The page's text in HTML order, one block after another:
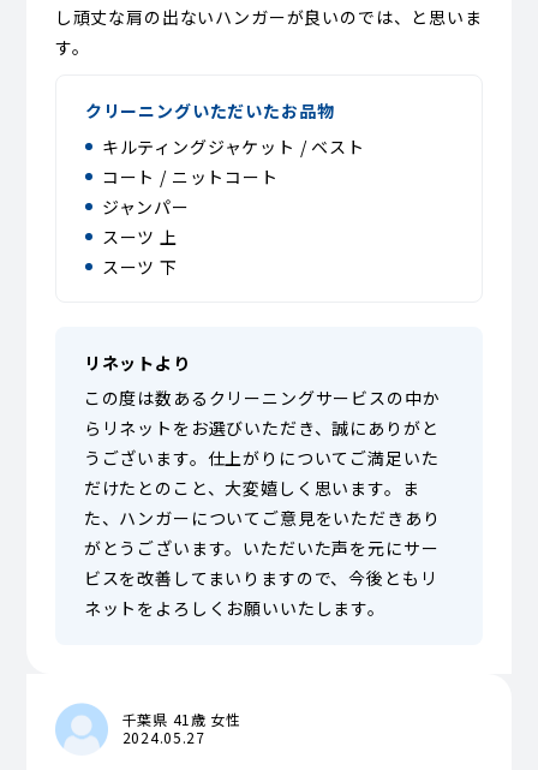
し頑丈な肩の出ないハンガーが良いのでは、と思いま
す。
クリーニングいただいたお品物
キルティングジャケット / ベスト
コート / ニットコート
ジャンパー
スーツ 上
スーツ 下
リネットより
この度は数あるクリーニングサービスの中か
らリネットをお選びいただき、誠にありがと
うございます。仕上がりについてご満足いた
だけたとのこと、大変嬉しく思います。ま
た、ハンガーについてご意見をいただきあり
がとうございます。いただいた声を元にサー
ビスを改善してまいりますので、今後ともリ
ネットをよろしくお願いいたします。
千葉県 41歳 女性
2024.05.27